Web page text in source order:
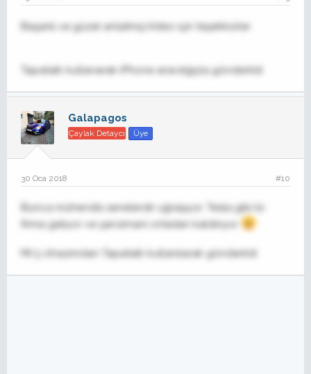
Başarılı ve güzel anlatmış.Video için teşekkürler
Tapatalk kullanarak iPhone aracılığıyla gönderildi
Galapagos
Çaylak Detaycı Üye
30 Oca 2018 #10
Bunca mühendis senelerdir uğraşıyor. Tesla gibi bi
firma geliyor ve şanzimani ortadan kaldırıyor
MI 5 cihazımdan Tapatalk kullanılarak gönderildi